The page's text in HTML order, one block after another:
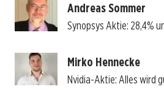
Andreas Sommer
Synopsys Aktie: 28,4%
Mirko Hennecke
Nvidia-Aktie: Alles wird